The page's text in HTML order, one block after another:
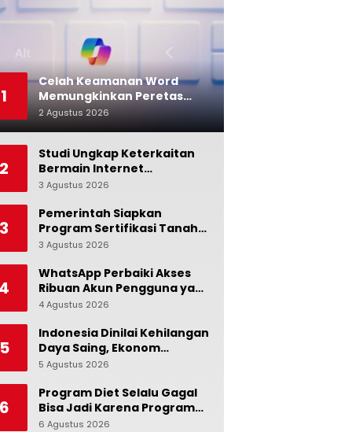
1
Celah Keamanan Word
Memungkinkan Peretas
Menyusup ke Microsoft
Copilot
2 Agustus 2026
2
Studi Ungkap Keterkaitan
Bermain Internet
Berlebihan dengan Stres
3 Agustus 2026
3
Pemerintah Siapkan
Program Sertifikasi Tanah
Gratis bagi Masyarakat
3 Agustus 2026
4
WhatsApp Perbaiki Akses
Ribuan Akun Pengguna yang
Terblokir
4 Agustus 2026
5
Indonesia Dinilai Kehilangan
Daya Saing, Ekonom
Ingatkan Pentingnya Jaga
Indonesia
5 Agustus 2026
6
Program Diet Selalu Gagal
Bisa Jadi Karena Program
Alami dalam Otak
6 Agustus 2026